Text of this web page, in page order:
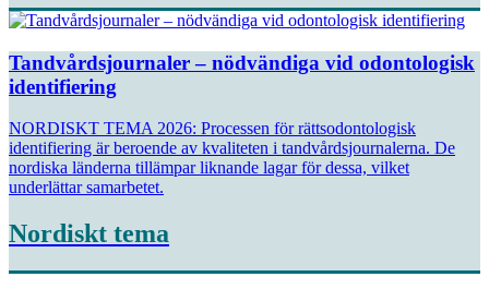
Tandvårdsjournaler – nödvändiga vid odontologisk
identifiering
NORDISKT TEMA 2026: Processen för rättsodontologisk
identifiering är beroende av kvaliteten i tandvårdsjournalerna. De
nordiska länderna tillämpar liknande lagar för dessa, vilket
underlättar samarbetet.
Nordiskt tema